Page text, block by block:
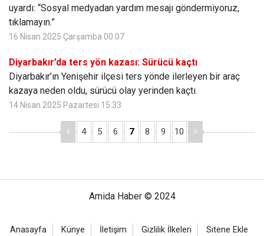
uyardı: “Sosyal medyadan yardım mesajı göndermiyoruz,
tıklamayın.”
16 Nisan 2025 Çarşamba 00:07
Diyarbakır’da ters yön kazası: Sürücü kaçtı
Diyarbakır’ın Yenişehir ilçesi ters yönde ilerleyen bir araç
kazaya neden oldu, sürücü olay yerinden kaçtı.
14 Nisan 2025 Pazartesi 15:33
4 5 6 7 8 9 10
Amida Haber © 2024
Anasayfa Künye İletişim Gizlilik İlkeleri Sitene Ekle